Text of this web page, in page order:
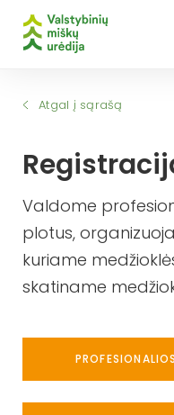
Atgal į sąrašą
Valdome
plotus,
kuriame
skatiname